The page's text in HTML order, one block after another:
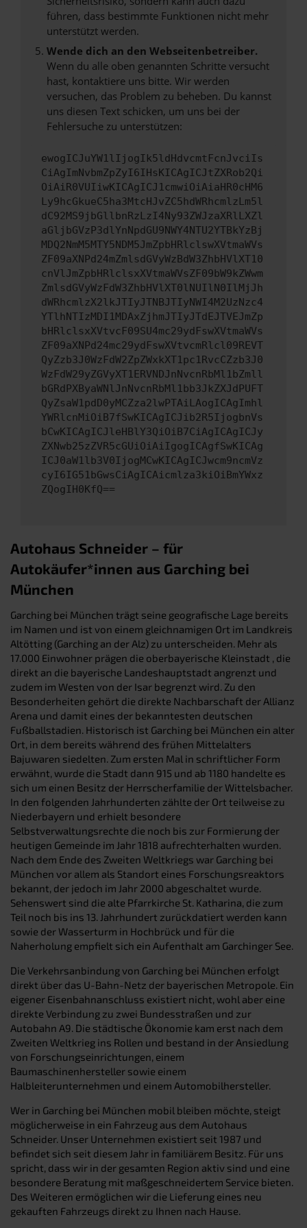
führen, dass bestimmte Funktionen nicht mehr
unterstützt werden.
Wende dich an den Webseitenbetreiber.
Wenn du alle oben genannten Schritte versucht
hast, kontaktiere uns bitte. Wir werden
versuchen, das Problem zu beheben. Du kannst
uns diesen Text schicken, um uns bei der
Fehlersuche zu unterstützen:
ewogICJuYW1lIjogIk5ldHdvcmtFcnJvciIs
CiAgImNvbmZpZyI6IHsKICAgICJtZXRob2Qi
OiAiR0VUIiwKICAgICJ1cmwiOiAiaHR0cHM6
Ly9hcGkueC5ha3MtcHJvZC5hdWRhcmlzLm5l
dC92MS9jbGllbnRzLzI4Ny93ZWJzaXRlLXZl
aGljbGVzP3dlYnNpdGU9NWY4NTU2YTBkYzBj
MDQ2NmM5MTY5NDM5JmZpbHRlclswXVtmaWVs
ZF09aXNPd24mZmlsdGVyWzBdW3ZhbHVlXT10
cnVlJmZpbHRlclsxXVtmaWVsZF09bW9kZWwm
ZmlsdGVyWzFdW3ZhbHVlXT0lNUIlN0IlMjJh
dWRhcmlzX2lkJTIyJTNBJTIyNWI4M2UzNzc4
YTlhNTIzMDI1MDAxZjhmJTIyJTdEJTVEJmZp
bHRlclsxXVtvcF09SU4mc29ydFswXVtmaWVs
ZF09aXNPd24mc29ydFswXVtvcmRlcl09REVT
QyZzb3J0WzFdW2ZpZWxkXT1pc1RvcCZzb3J0
WzFdW29yZGVyXT1ERVNDJnNvcnRbMl1bZmll
bGRdPXByaWNlJnNvcnRbMl1bb3JkZXJdPUFT
QyZsaW1pdD0yMCZza2lwPTAiLAogICAgImhl
YWRlcnMiOiB7fSwKICAgICJib2R5IjogbnVs
bCwKICAgICJleHBlY3QiOiB7CiAgICAgICJy
ZXNwb25zZVR5cGUiOiAiIgogICAgfSwKICAg
ICJ0aW1lb3V0IjogMCwKICAgICJwcm9ncmVz
cyI6IG51bGwsCiAgICAicmlza3kiOiBmYWxz
ZQogIH0KfQ==
Autohaus Schneider – für
Autokäufer*innen aus Garching bei
München
Garching bei München trägt seine geografische Lage bereits
im Namen und ist von einem gleichnamigen Ort im Landkreis
Altötting (Garching an der Alz) zu unterscheiden. Mehr als
17.000 Einwohner prägen die oberbayerische Kleinstadt , die
direkt an die bayerische Landeshauptstadt angrenzt und
zudem im Westen von der Isar begrenzt wird. Zu den
Besonderheiten gehört die direkte Nachbarschaft der Allianz
Arena und damit eines der bekanntesten deutschen
Fußballstadien. Historisch ist Garching bei München ein alter
Ort, in dem bereits während des frühen Mittelalters
Bajuwaren siedelten. Zum ersten Mal in schriftlicher Form
erwähnt, wurde die Stadt dann 915 und ab 1180 handelte es
sich um einen Besitz der Herrscherfamilie der Wittelsbacher.
In den folgenden Jahrhunderten zählte der Ort teilweise zu
Niederbayern und erhielt besondere
Selbstverwaltungsrechte die noch bis zur Formierung der
heutigen Gemeinde im Jahr 1818 aufrechterhalten wurden.
Nach dem Ende des Zweiten Weltkriegs war Garching bei
München vor allem als Standort eines Forschungsreaktors
bekannt, der jedoch im Jahr 2000 abgeschaltet wurde.
Sehenswert sind die alte Pfarrkirche St. Katharina, die zum
Teil noch bis ins 13. Jahrhundert zurückdatiert werden kann
sowie der Wasserturm in Hochbrück und für die
Naherholung empfielt sich ein Aufenthalt am Garchinger See.
Die Verkehrsanbindung von Garching bei München erfolgt
direkt über das U-Bahn-Netz der bayerischen Metropole. Ein
eigener Eisenbahnanschluss existiert nicht, wohl aber eine
direkte Verbindung zu zwei Bundesstraßen und zur
Autobahn A9. Die städtische Ökonomie kam erst nach dem
Zweiten Weltkrieg ins Rollen und bestand in der Ansiedlung
von Forschungseinrichtungen, einem
Baumaschinenhersteller sowie einem
Halbleiterunternehmen und einem Automobilhersteller.
Wer in Garching bei München mobil bleiben möchte, steigt
möglicherweise in ein Fahrzeug aus dem Autohaus
Schneider. Unser Unternehmen existiert seit 1987 und
befindet sich seit diesem Jahr in familiärem Besitz. Für uns
spricht, dass wir in der gesamten Region aktiv sind und eine
besondere Beratung mit maßgeschneidertem Service bieten.
Des Weiteren ermöglichen wir die Lieferung eines neu
gekauften Fahrzeugs direkt zu Ihnen nach Hause.